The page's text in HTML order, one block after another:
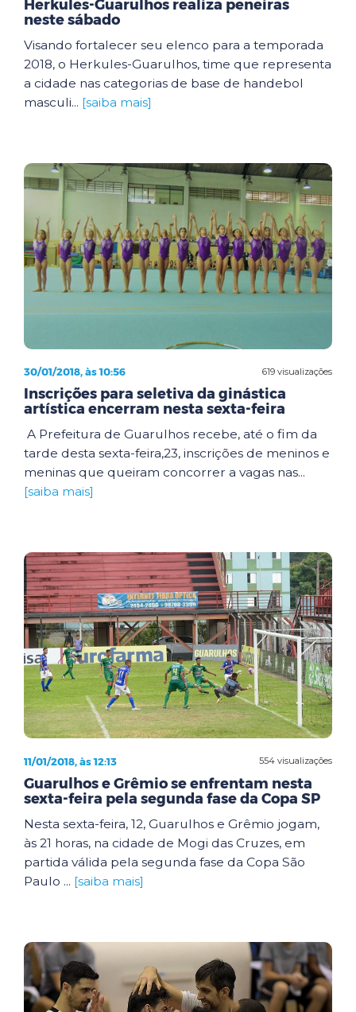
Herkules-Guarulhos realiza peneiras
neste sábado
Visando fortalecer seu elenco para a temporada
2018, o Herkules-Guarulhos, time que representa
a cidade nas categorias de base de handebol
masculi... [saiba mais]
619 visualizações
30/01/2018, às 10:56
Inscrições para seletiva da ginástica
artística encerram nesta sexta-feira
A Prefeitura de Guarulhos recebe, até o fim da
tarde desta sexta-feira,23, inscrições de meninos e
meninas que queiram concorrer a vagas nas...
[saiba mais]
554 visualizações
11/01/2018, às 12:13
Guarulhos e Grêmio se enfrentam nesta
sexta-feira pela segunda fase da Copa SP
Nesta sexta-feira, 12, Guarulhos e Grêmio jogam,
às 21 horas, na cidade de Mogi das Cruzes, em
partida válida pela segunda fase da Copa São
Paulo ... [saiba mais]